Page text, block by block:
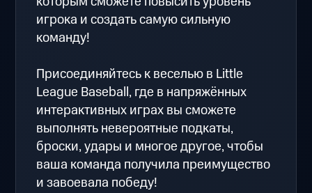
игрока и создать самую сильную
команду!
Присоединяйтесь к веселью в Little
League Baseball, где в напряжённых
интерактивных играх вы сможете
выполнять невероятные подкаты,
броски, удары и многое другое, чтобы
ваша команда получила преимущество
и завоевала победу!